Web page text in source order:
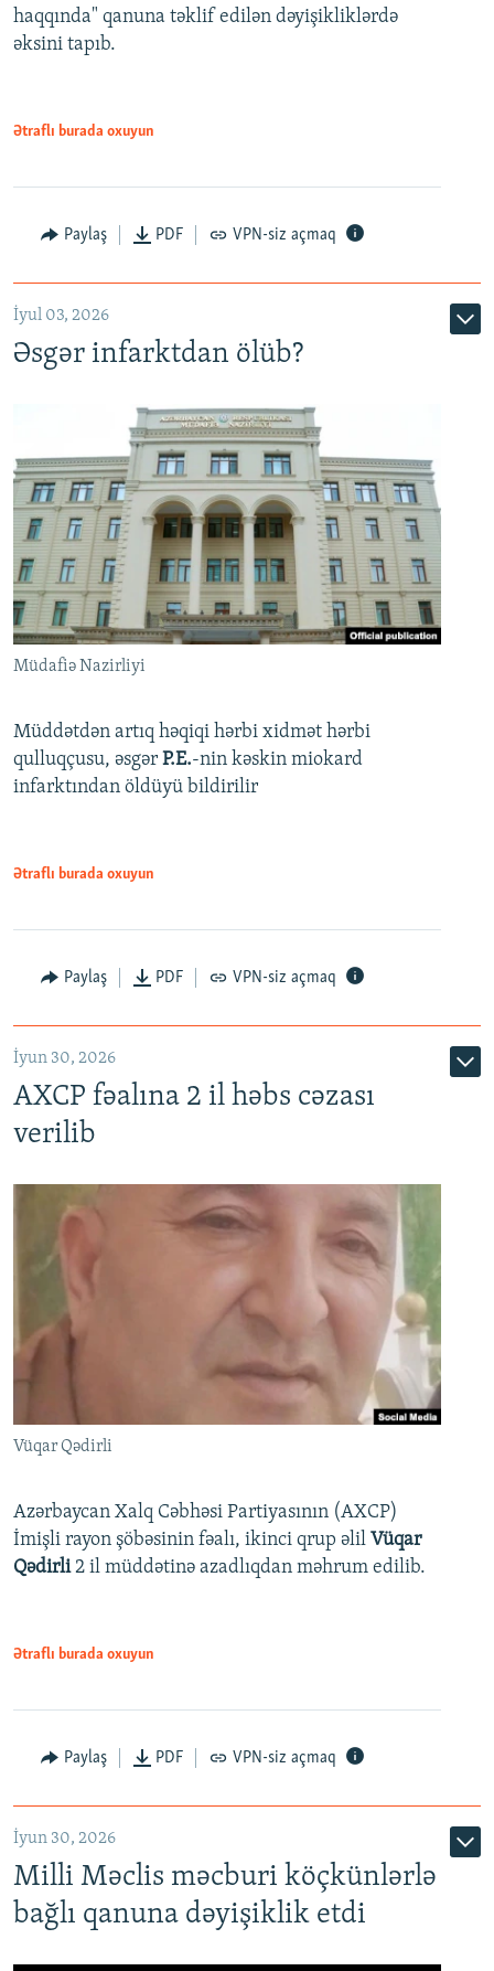
Auto 240p 360p 480p
720p 1080p
720p
haqqında" qanuna təklif edilən dəyişikliklərdə
əksini tapıb.
Ətraflı burada oxuyun
Paylaş PDF VPN-siz açmaq
İyul 03, 2026
Əsgər infarktdan ölüb?
Müdafiə Nazirliyi
Müddətdən artıq həqiqi hərbi xidmət hərbi
qulluqçusu, əsgər P.E.-nin kəskin miokard
infarktından öldüyü bildirilir
Ətraflı burada oxuyun
Paylaş PDF VPN-siz açmaq
İyun 30, 2026
AXCP fəalına 2 il həbs cəzası
verilib
Vüqar Qədirli
Azərbaycan Xalq Cəbhəsi Partiyasının (AXCP)
İmişli rayon şöbəsinin fəalı, ikinci qrup əlil Vüqar
Qədirli2 il müddətinə azadlıqdan məhrum edilib.
Ətraflı burada oxuyun
Paylaş PDF VPN-siz açmaq
İyun 30, 2026
Milli Məclis məcburi köçkünlərlə
bağlı qanuna dəyişiklik etdi